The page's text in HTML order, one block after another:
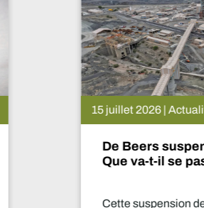
| Actualités du marché
suspend le projet Venetia.
il se passer maintenant ?
de la production pendant